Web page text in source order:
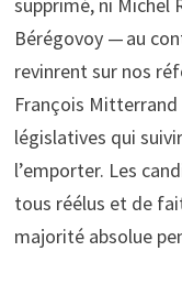
Bérégovoy — au
revinrent sur nos
François
législatives qui
l’emporter. Les
tous réélus et de
majorité absolue